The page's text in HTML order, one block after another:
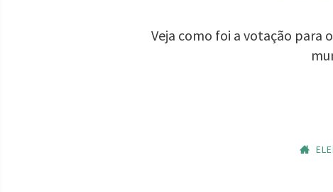
Veja como foi a votação para